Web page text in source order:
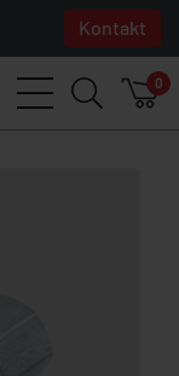
Kontakt
0